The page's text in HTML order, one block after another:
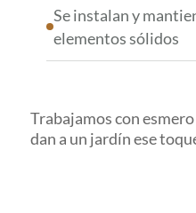
Se instalan y
elementos sólidos
Trabajamos con
dan a un jardín ese